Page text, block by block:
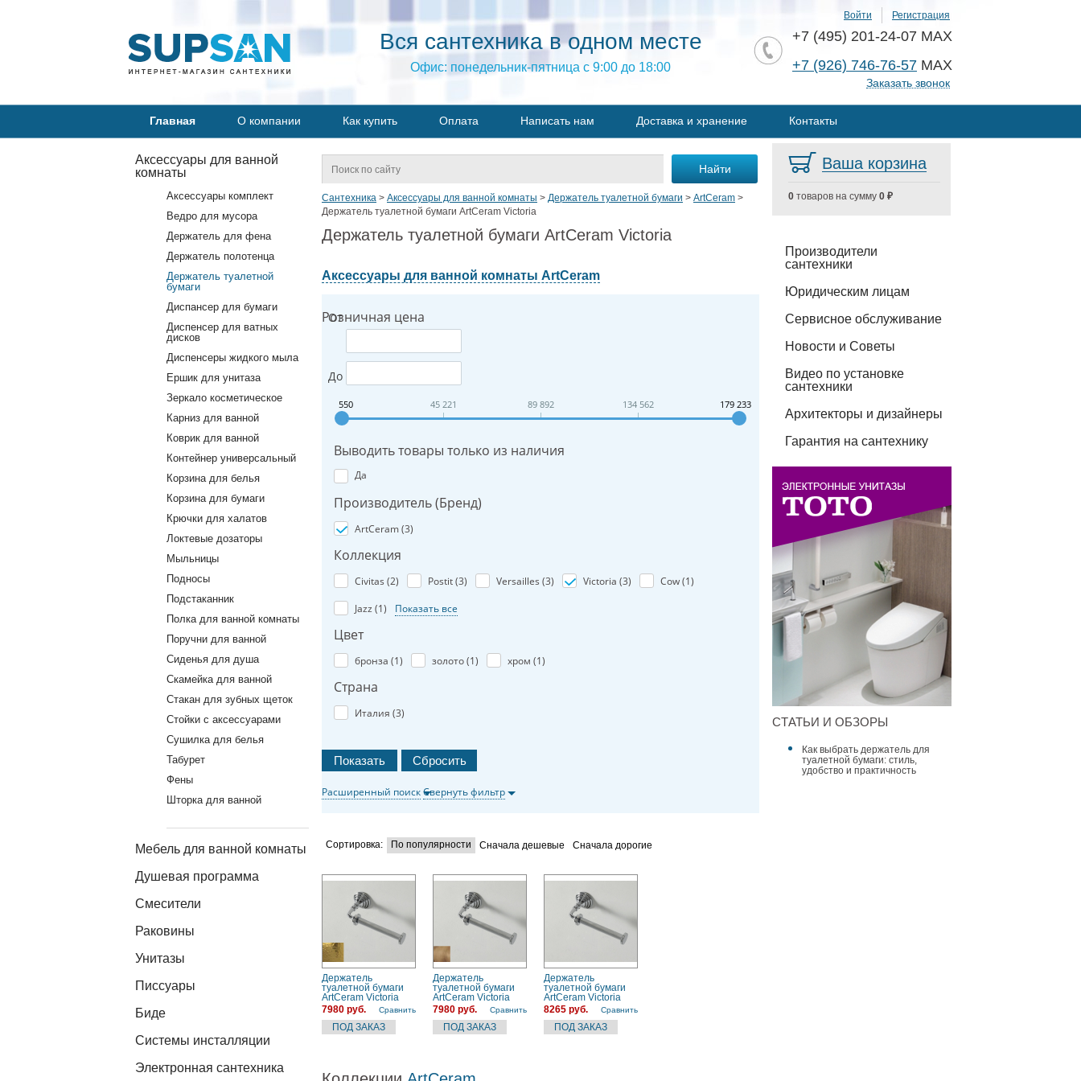
Вся сантехника в одном месте
Офис: понедельник-пятница с 9:00 до 18:00
Войти Регистрация
+7 (495) 201-24-07 MAX
+7 (926) 746-76-57 MAX
Заказать звонок
Главная О компании Как купить Оплата Написать нам Доставка и хранение Контакты
Аксессуары для ванной
комнаты
Аксессуары комплект
Ведро для мусора
Держатель для фена
Держатель полотенца
Держатель туалетной
бумаги
Диспансер для бумаги
Диспенсер для ватных
дисков
Диспенсеры жидкого мыла
Ершик для унитаза
Зеркало косметическое
Карниз для ванной
Коврик для ванной
Контейнер универсальный
Корзина для белья
Корзина для бумаги
Крючки для халатов
Локтевые дозаторы
Мыльницы
Подносы
Подстаканник
Полка для ванной комнаты
Поручни для ванной
Сиденья для душа
Скамейка для ванной
Стакан для зубных щеток
Стойки с аксессуарами
Сушилка для белья
Табурет
Фены
Шторка для ванной
Мебель для ванной комнаты
Душевая программа
Смесители
Раковины
Унитазы
Писсуары
Биде
Системы инсталляции
Электронная сантехника
Сантехника > Аксессуары для ванной комнаты > Держатель туалетной бумаги > ArtCeram >
Держатель туалетной бумаги ArtCeram Victoria
Держатель туалетной бумаги ArtCeram Victoria
Аксессуары для ванной комнаты ArtCeram
Розничная цена
От
До
550 45 221 89 892 134 562 179 233
Выводить товары только из наличия
Да
Производитель (Бренд)
ArtCeram (3)
Коллекция
Civitas (2) Postit (3) Versailles (3) Victoria (3) Cow (1)
Jazz (1) Показать все
Цвет
бронза (1) золото (1) хром (1)
Страна
Италия (3)
Расширенный поискСвернуть фильтр
Сортировка: По популярности Сначала дешевые Сначала дорогие
Держатель
туалетной бумаги
ArtCeram Victoria
(HEA028 73) золото
7980 руб. Сравнить
Держатель
туалетной бумаги
ArtCeram Victoria
(HEA028 72) бронза
7980 руб. Сравнить
Держатель
туалетной бумаги
ArtCeram Victoria
(HEA028 71) хром
8265 руб. Сравнить
Ваша корзина
0 товаров на сумму 0 ₽
Производители
сантехники
Юридическим лицам
Сервисное обслуживание
Новости и Советы
Видео по установке
сантехники
Архитекторы и дизайнеры
Гарантия на сантехнику
СТАТЬИ И ОБЗОРЫ
Как выбрать держатель для
туалетной бумаги: стиль,
удобство и практичность